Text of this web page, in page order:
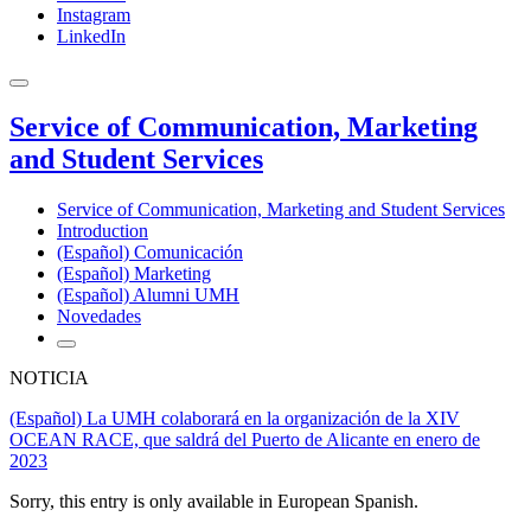
Instagram
LinkedIn
Service of Communication, Marketing
and Student Services
Service of Communication, Marketing and Student Services
Introduction
(Español) Comunicación
(Español) Marketing
(Español) Alumni UMH
Novedades
NOTICIA
(Español) La UMH colaborará en la organización de la XIV
OCEAN RACE, que saldrá del Puerto de Alicante en enero de
2023
Sorry, this entry is only available in European Spanish.